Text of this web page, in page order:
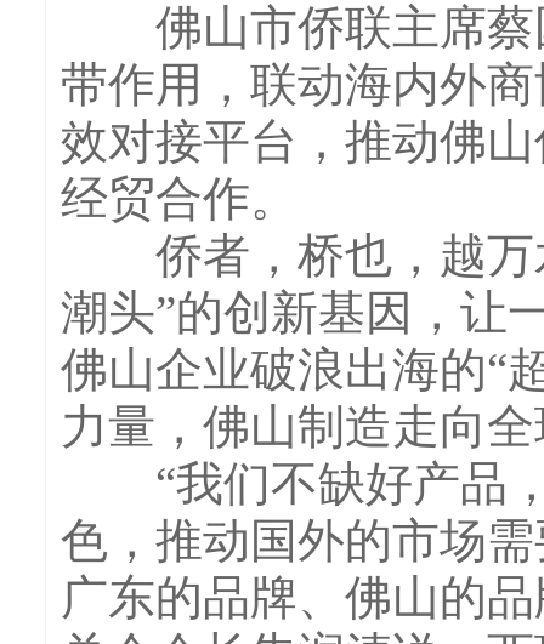
佛山市侨联主席蔡
带作用，联动海内外
效对接平台，推动佛
经贸合作。
侨者，桥也，越万
潮头”的创新基因，让
佛山企业破浪出海的“
力量，佛山制造走向
“我们不缺好产品，
色，推动国外的市场
广东的品牌、佛山的